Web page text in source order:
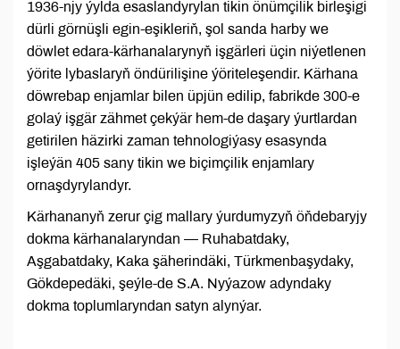
1936-njy ýylda esaslandyrylan tikin önümçilik birleşigi
dürli görnüşli egin-eşikleriň, şol sanda harby we
döwlet edara-kärhanalarynyň işgärleri üçin niýetlenen
ýörite lybaslaryň öndürilişine ýöriteleşendir. Kärhana
döwrebap enjamlar bilen üpjün edilip, fabrikde 300-e
golaý işgär zähmet çekýär hem-de daşary ýurtlardan
getirilen häzirki zaman tehnologiýasy esasynda
işleýän 405 sany tikin we biçimçilik enjamlary
ornaşdyrylandyr.
Kärhananyň zerur çig mallary ýurdumyzyň öňdebaryjy
dokma kärhanalaryndan — Ruhabatdaky,
Aşgabatdaky, Kaka şäherindäki, Türkmenbaşydaky,
Gökdepedäki, şeýle-de S.A. Nyýazow adyndaky
dokma toplumlaryndan satyn alynýar.